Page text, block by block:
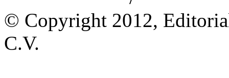
© Copyright 2012,
C.V.